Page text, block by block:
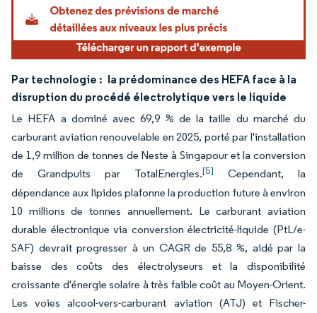
Par technologie : la prédominance des HEFA face à la
disruption du procédé électrolytique vers le liquide
Le HEFA a dominé avec 69,9 % de la taille du marché du
carburant aviation renouvelable en 2025, porté par l'installation
de 1,9 million de tonnes de Neste à Singapour et la conversion
de Grandpuits par TotalEnergies.[5]
Cependant, la
dépendance aux lipides plafonne la production future à environ
10 millions de tonnes annuellement. Le carburant aviation
durable électronique via conversion électricité-liquide (PtL/e-
SAF) devrait progresser à un CAGR de 55,8 %, aidé par la
baisse des coûts des électrolyseurs et la disponibilité
croissante d'énergie solaire à très faible coût au Moyen-Orient.
Les voies alcool-vers-carburant aviation (ATJ) et Fischer-